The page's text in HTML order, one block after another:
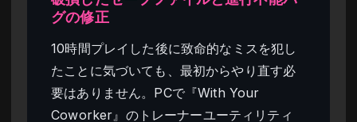
グの修正
10時間プレイした後に致命的なミスを犯し
たことに気づいても、最初からやり直す必
要はありません。PCで『With Your
Coworker』のトレーナーユーティリティ